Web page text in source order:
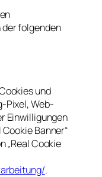
folgenden
und
Pixel, Web-
Einwilligungen
Banner“
„Real Cookie
.